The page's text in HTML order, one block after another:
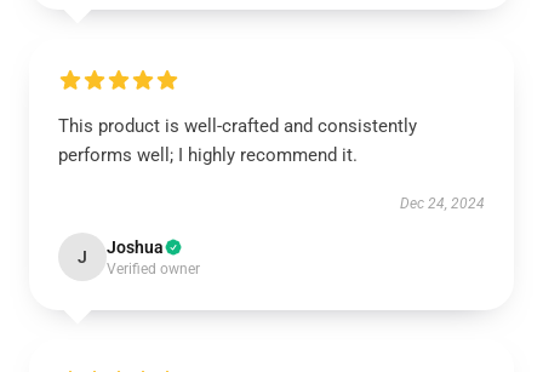
This product is well-crafted and consistently
performs well; I highly recommend it.
Dec 24, 2024
J Joshua
Verified owner